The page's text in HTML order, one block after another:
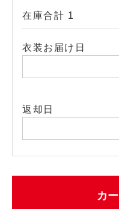
在庫合計 1
衣装お届け日
返却日
カ